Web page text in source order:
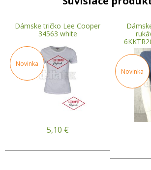
Dámske tričko Lee Cooper
34563 white
Novinka
5,10 €
Novinka